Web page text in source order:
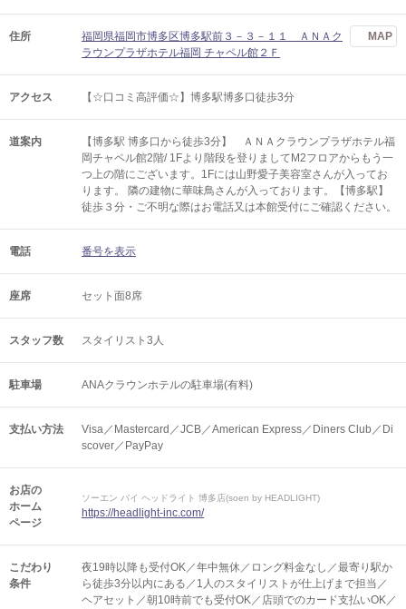
住所
福岡県福岡市博多区博多駅前３－３－１１ ＡＮＡク
ラウンプラザホテル福岡 チャペル館２Ｆ
MAP
アクセス 【☆口コミ高評価☆】博多駅博多口徒歩3分
道案内
【博多駅 博多口から徒歩3分】 ＡＮＡクラウンプラザホテル福
岡チャペル館2階/ 1Fより階段を登りましてM2フロアからもう一
つ上の階にございます。1Fには山野愛子美容室さんが入ってお
ります。 隣の建物に華味鳥さんが入っております。【博多駅】
徒歩３分・ご不明な際はお電話又は本館受付にご確認ください。
電話 番号を表示
座席 セット面8席
スタッフ数 スタイリスト3人
駐車場 ANAクラウンホテルの駐車場(有料)
支払い方法
Visa／Mastercard／JCB／American Express／Diners Club／Di
scover／PayPay
お店の
ホーム
ページ
ソーエン バイ ヘッドライト 博多店(soen by HEADLIGHT)
https://headlight-inc.com/
こだわり
条件
夜19時以降も受付OK／年中無休／ロング料金なし／最寄り駅か
ら徒歩3分以内にある／1人のスタイリストが仕上げまで担当／
ヘアセット／朝10時前でも受付OK／店頭でのカード支払いOK／